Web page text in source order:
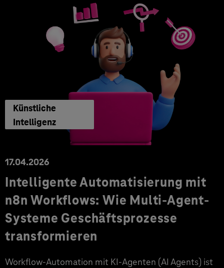
Künstliche
Intelligenz
17.04.2026
Intelligente Automatisierung mit
n8n Workflows: Wie Multi-Agent-
Systeme Geschäftsprozesse
transformieren
Workflow-Automation mit KI-Agenten (AI Agents) ist